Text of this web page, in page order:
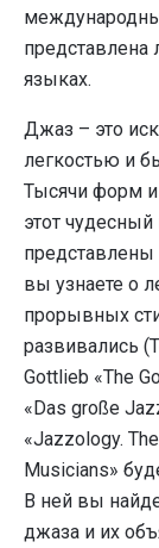
представлена
языках.
Джаз – это
легкостью и
Тысячи форм
этот
представлены
вы узнаете о
прорывных
развивались
Gottlieb «The
«Das große
«Jazzology.
Musicians»
В ней вы
джаза и их